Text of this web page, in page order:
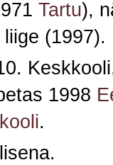
Tartu),
liige (1997).
1998
.